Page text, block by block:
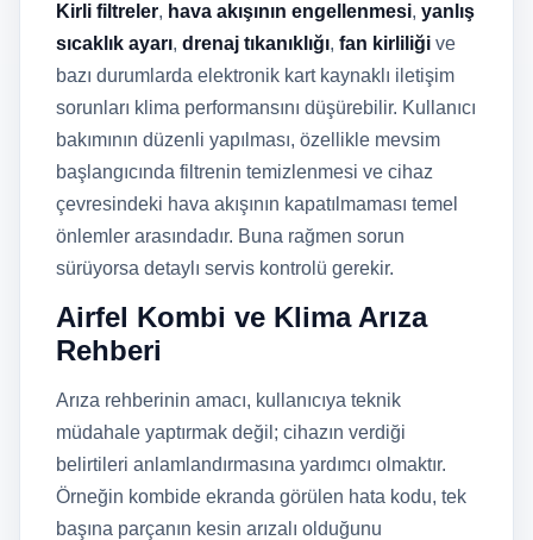
Kirli filtreler, hava akışının engellenmesi, yanlış
sıcaklık ayarı, drenaj tıkanıklığı, fan kirliliği ve
bazı durumlarda elektronik kart kaynaklı iletişim
sorunları klima performansını düşürebilir. Kullanıcı
bakımının düzenli yapılması, özellikle mevsim
başlangıcında filtrenin temizlenmesi ve cihaz
çevresindeki hava akışının kapatılmaması temel
önlemler arasındadır. Buna rağmen sorun
sürüyorsa detaylı servis kontrolü gerekir.
Airfel Kombi ve Klima Arıza
Rehberi
Arıza rehberinin amacı, kullanıcıya teknik
müdahale yaptırmak değil; cihazın verdiği
belirtileri anlamlandırmasına yardımcı olmaktır.
Örneğin kombide ekranda görülen hata kodu, tek
başına parçanın kesin arızalı olduğunu